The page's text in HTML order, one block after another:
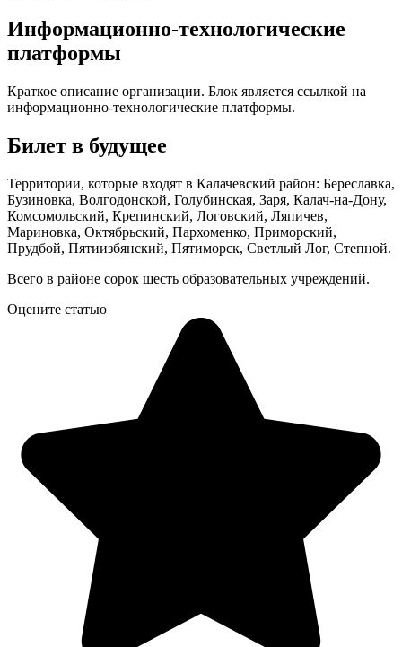
Информационно-технологические
платформы
Краткое описание организации. Блок является ссылкой на
информационно-технологические платформы.
Билет в будущее
Территории, которые входят в Калачевский район: Береславка,
Бузиновка, Волгодонской, Голубинская, Заря, Калач-на-Дону,
Комсомольский, Крепинский, Логовский, Ляпичев,
Мариновка, Октябрьский, Пархоменко, Приморский,
Прудбой, Пятиизбянский, Пятиморск, Светлый Лог, Степной.
Всего в районе сорок шесть образовательных учреждений.
Оцените статью